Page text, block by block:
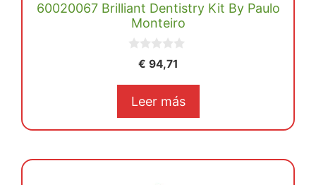
60020067 Brilliant Dentistry Kit By Paulo
Monteiro
€ 94,71
Leer más